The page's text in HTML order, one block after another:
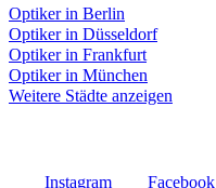
Optiker in Berlin
Optiker in Düsseldorf
Optiker in Frankfurt
Optiker in München
Weitere Städte anzeigen
Instagram Facebook